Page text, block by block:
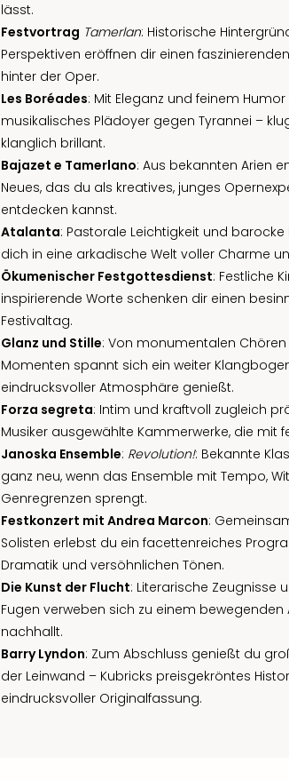
lässt.
Festvortrag Tamerlan: Historische
Perspektiven eröffnen dir einen
hinter der Oper.
Les Boréades: Mit Eleganz und feinem
musikalisches Plädoyer gegen Tyrannei –
klanglich brillant.
Bajazet e Tamerlano: Aus bekannten Arien
Neues, das du als kreatives, junges
entdecken kannst.
Atalanta: Pastorale Leichtigkeit und
dich in eine arkadische Welt voller Charme
Ökumenischer Festgottesdienst: Festliche
inspirierende Worte schenken dir einen
Festivaltag.
Glanz und Stille: Von monumentalen
Momenten spannt sich ein weiter
eindrucksvoller Atmosphäre genießt.
Forza segreta: Intim und kraftvoll zugleich
Musiker ausgewählte Kammerwerke, die mit
Janoska Ensemble: Revolution!: Bekannte
ganz neu, wenn das Ensemble mit Tempo,
Genregrenzen sprengt.
Festkonzert mit Andrea Marcon:
Solisten erlebst du ein facettenreiches
Dramatik und versöhnlichen Tönen.
Die Kunst der Flucht: Literarische Zeugnisse
Fugen verweben sich zu einem bewegenden
nachhallt.
Barry Lyndon: Zum Abschluss genießt du
der Leinwand – Kubricks preisgekröntes
eindrucksvoller Originalfassung.